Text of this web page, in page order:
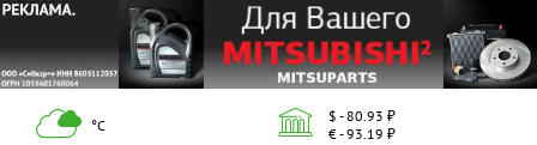
°С
$ - 80.93 ₽
€ - 93.19 ₽